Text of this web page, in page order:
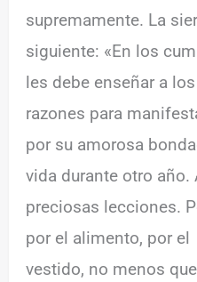
supremamente. La
siguiente: «En los
les debe enseñar a
razones para
por su amorosa
vida durante otro
preciosas lecciones.
por el alimento, por el
vestido, no menos